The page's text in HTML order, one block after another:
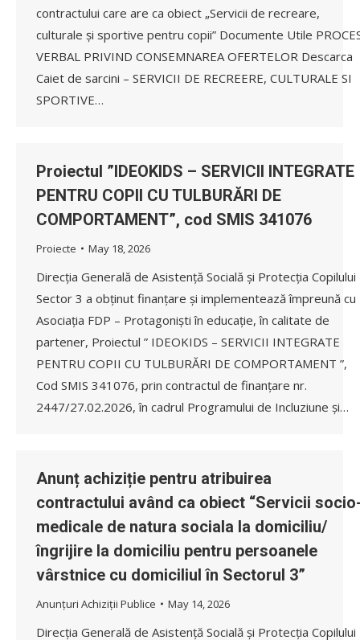
contractului care are ca obiect „Servicii de recreare,
culturale și sportive pentru copii” Documente Utile
VERBAL PRIVIND CONSEMNAREA OFERTELOR Descarca
Caiet de sarcini – SERVICII DE RECREERE, CULTURALE SI
SPORTIVE…
Proiectul ”IDEOKIDS – SERVICII INTEGRATE
PENTRU COPII CU TULBURĂRI DE
COMPORTAMENT”, cod SMIS 341076
Proiecte May 18, 2026
Direcția Generală de Asistență Socială și Protecția Copilului
Sector 3 a obținut finanțare și implementează împreună cu
Asociația FDP – Protagoniști în educație, în calitate de
partener, Proiectul ” IDEOKIDS – SERVICII INTEGRATE
PENTRU COPII CU TULBURĂRI DE COMPORTAMENT ”,
Cod SMIS 341076, prin contractul de finanțare nr.
2447/27.02.2026, în cadrul Programului de Incluziune și…
Anunț achiziție pentru atribuirea
contractului având ca obiect “Servicii
medicale de natura sociala la domiciliu/
îngrijire la domiciliu pentru persoanele
vârstnice cu domiciliul în Sectorul 3”
Anunțuri Achiziții Publice May 14, 2026
Direcția Generală de Asistență Socială și Protecția Copilului